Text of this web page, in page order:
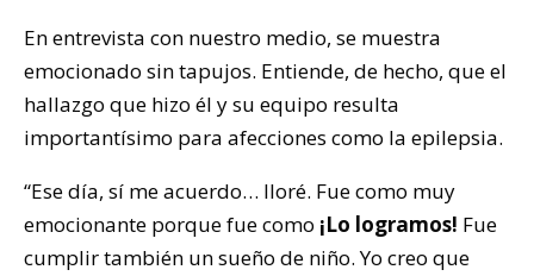
En entrevista con nuestro medio, se muestra
emocionado sin tapujos. Entiende, de hecho, que el
hallazgo que hizo él y su equipo resulta
importantísimo para afecciones como la epilepsia.
“Ese día, sí me acuerdo… lloré. Fue como muy
emocionante porque fue como ¡Lo logramos! Fue
cumplir también un sueño de niño. Yo creo que